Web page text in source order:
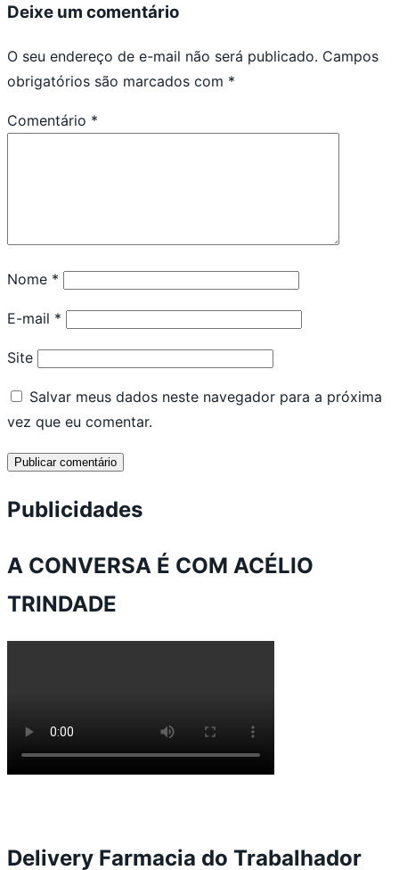
Deixe um comentário
O seu endereço de e-mail não será publicado. Campos
obrigatórios são marcados com *
Comentário *
Nome *
E-mail *
Site
Salvar meus dados neste navegador para a próxima
vez que eu comentar.
Publicidades
A CONVERSA É COM ACÉLIO
TRINDADE
Delivery Farmacia do Trabalhador